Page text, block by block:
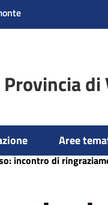
Provincia di
Aree
Ambiente
incontro di